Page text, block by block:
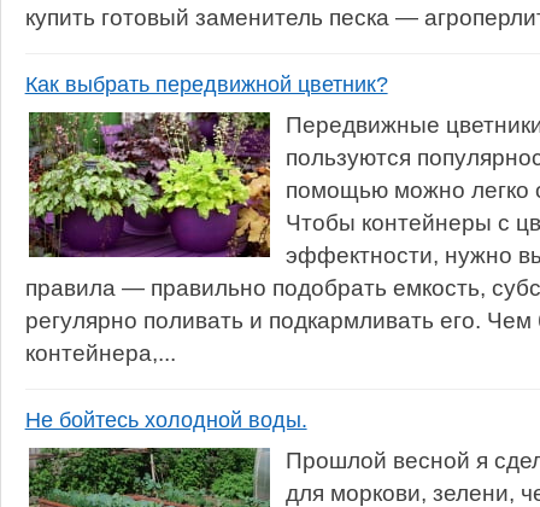
купить готовый заменитель песка —
Как выбрать передвижной цветник?
Передвижные
пользуются
помощью можно легко
Чтобы контейнеры с
эффектности, нужно
правила — правильно подобрать емкость,
регулярно поливать и подкармливать его.
контейнера,...
Не бойтесь холодной воды.
Прошлой весной я
для моркови, зелени,